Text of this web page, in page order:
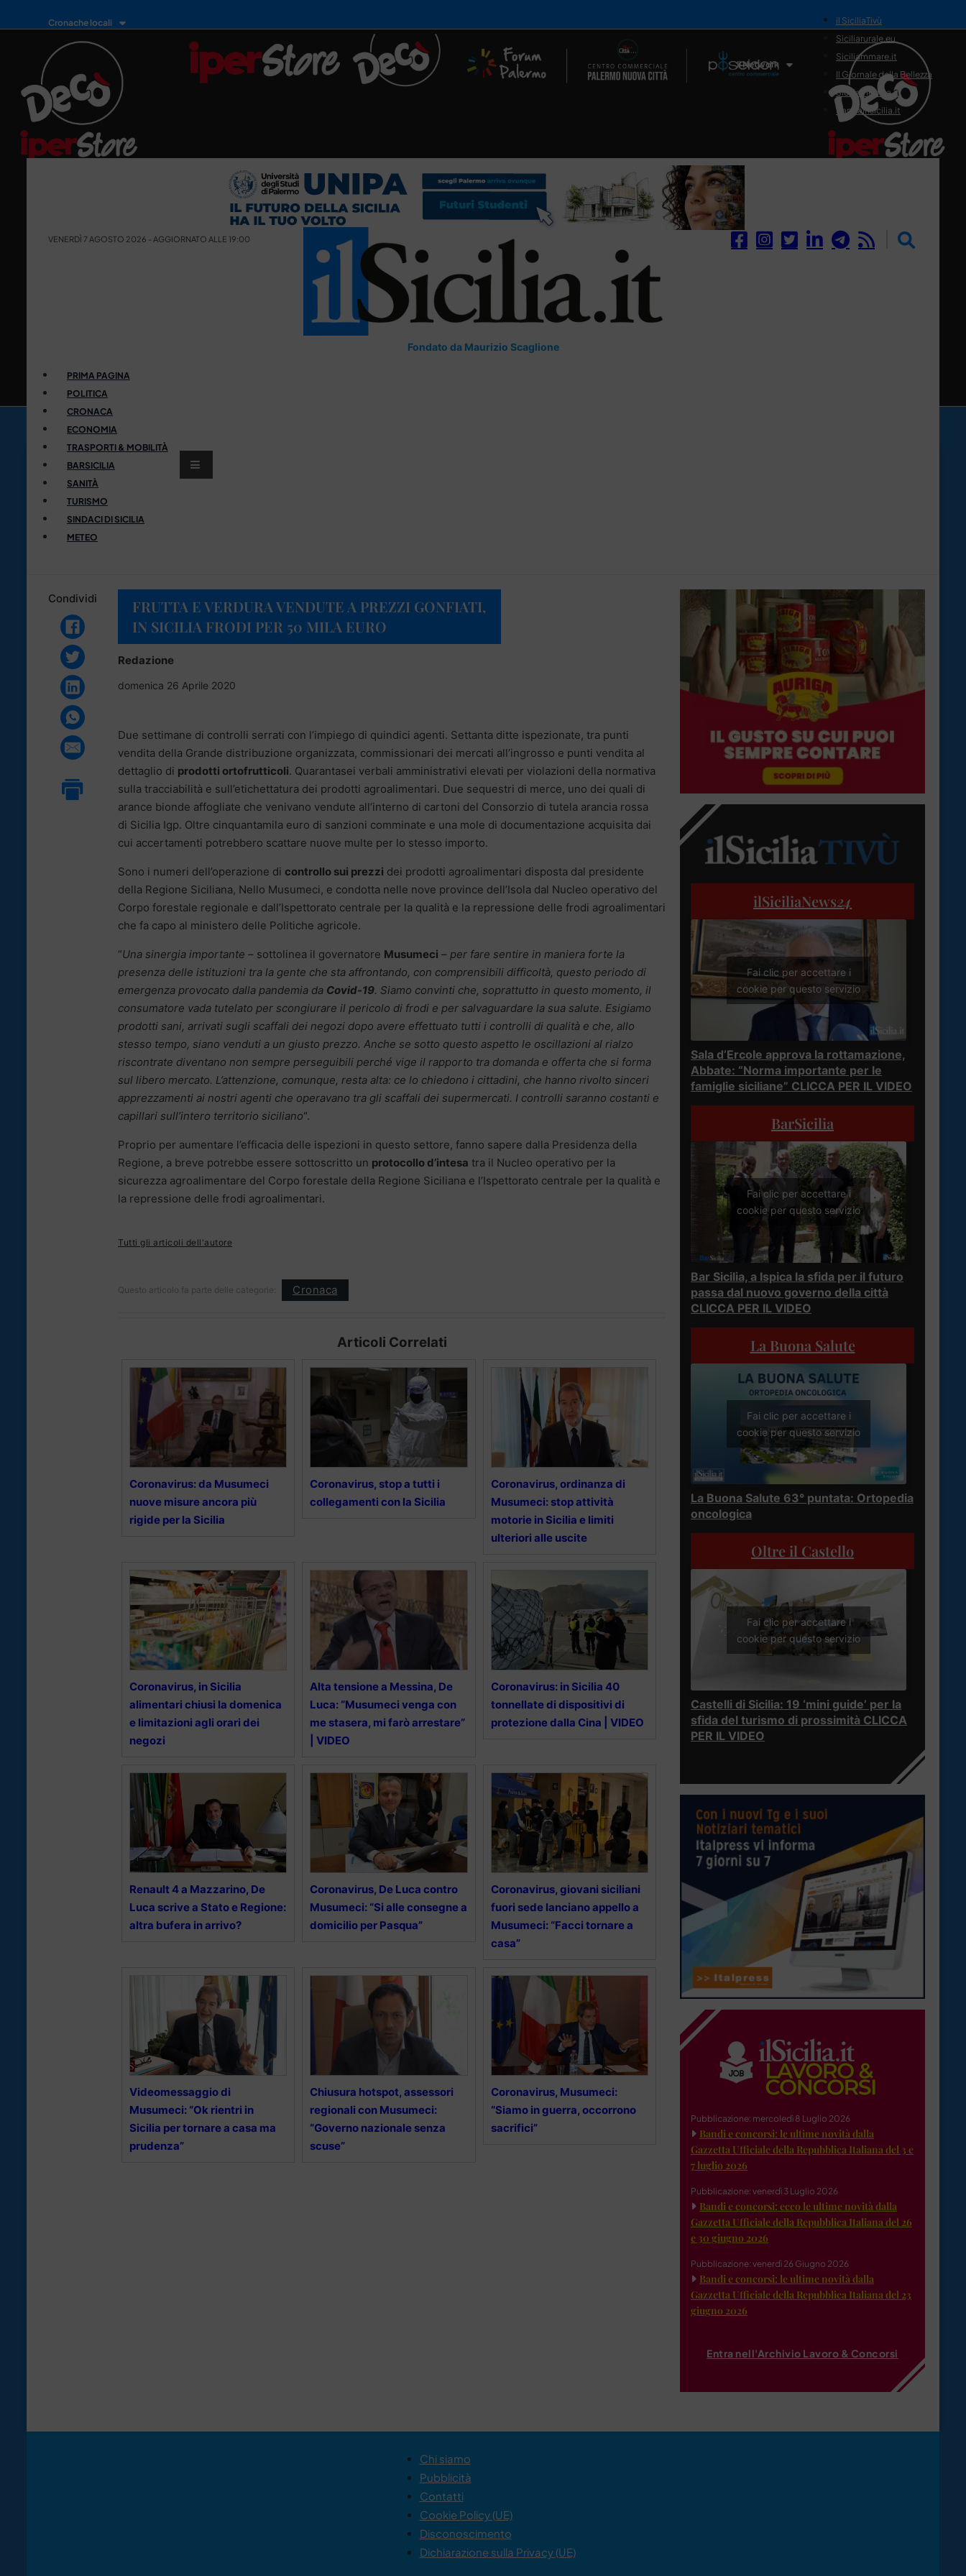
Cronache locali
Il Network
il SiciliaTivù
Siciliarurale.eu
Siciliammare.it
Il Giornale della Bellezza
Siciliamedica.it
Sanitainsicilia.it
VENERDÌ 7 AGOSTO 2026 - AGGIORNATO ALLE 19:00
Fondato da Maurizio Scaglione
PRIMA PAGINA
POLITICA
CRONACA
ECONOMIA
TRASPORTI & MOBILITÀ
BARSICILIA
SANITÀ
TURISMO
SINDACI DI SICILIA
METEO
Condividi
FRUTTA E VERDURA VENDUTE A PREZZI GONFIATI,
IN SICILIA FRODI PER 50 MILA EURO
Redazione
domenica 26 Aprile 2020
Due settimane di controlli serrati con l’impiego di quindici agenti. Settanta ditte ispezionate, tra punti
vendita della Grande distribuzione organizzata, commissionari dei mercati all’ingrosso e punti vendita al
dettaglio di prodotti ortofrutticoli. Quarantasei verbali amministrativi elevati per violazioni della normativa
sulla tracciabilità e sull’etichettatura dei prodotti agroalimentari. Due sequestri di merce, uno dei quali di
arance bionde affogliate che venivano vendute all’interno di cartoni del Consorzio di tutela arancia rossa
di Sicilia Igp. Oltre cinquantamila euro di sanzioni comminate e una mole di documentazione acquisita dai
cui accertamenti potrebbero scattare nuove multe per lo stesso importo.
Sono i numeri dell’operazione di controllo sui prezzi dei prodotti agroalimentari disposta dal presidente
della Regione Siciliana, Nello Musumeci, e condotta nelle nove province dell’Isola dal Nucleo operativo del
Corpo forestale regionale e dall’Ispettorato centrale per la qualità e la repressione delle frodi agroalimentari
che fa capo al ministero delle Politiche agricole.
“Una sinergia importante – sottolinea il governatore Musumeci – per fare sentire in maniera forte la
presenza delle istituzioni tra la gente che sta affrontando, con comprensibili difficoltà, questo periodo di
emergenza provocato dalla pandemia da Covid-19. Siamo convinti che, soprattutto in questo momento, il
consumatore vada tutelato per scongiurare il pericolo di frodi e per salvaguardare la sua salute. Esigiamo
prodotti sani, arrivati sugli scaffali dei negozi dopo avere effettuato tutti i controlli di qualità e che, allo
stesso tempo, siano venduti a un giusto prezzo. Anche se sotto questo aspetto le oscillazioni al rialzo
riscontrate diventano non sempre perseguibili perché vige il rapporto tra domanda e offerta che si forma
sul libero mercato. L’attenzione, comunque, resta alta: ce lo chiedono i cittadini, che hanno rivolto sinceri
apprezzamenti ai nostri agenti che operavano tra gli scaffali dei supermercati. I controlli saranno costanti e
capillari sull’intero territorio siciliano“.
Proprio per aumentare l’efficacia delle ispezioni in questo settore, fanno sapere dalla Presidenza della
Regione, a breve potrebbe essere sottoscritto un protocollo d’intesa tra il Nucleo operativo per la
sicurezza agroalimentare del Corpo forestale della Regione Siciliana e l’Ispettorato centrale per la qualità e
la repressione delle frodi agroalimentari.
Tutti gli articoli dell'autore
Questo articolo fa parte delle categorie: Cronaca
Articoli Correlati
Coronavirus: da Musumeci
nuove misure ancora più
rigide per la Sicilia
Coronavirus, stop a tutti i
collegamenti con la Sicilia
Coronavirus, ordinanza di
Musumeci: stop attività
motorie in Sicilia e limiti
ulteriori alle uscite
Coronavirus, in Sicilia
alimentari chiusi la domenica
e limitazioni agli orari dei
negozi
Alta tensione a Messina, De
Luca: “Musumeci venga con
me stasera, mi farò arrestare”
| VIDEO
Coronavirus: in Sicilia 40
tonnellate di dispositivi di
protezione dalla Cina | VIDEO
Renault 4 a Mazzarino, De
Luca scrive a Stato e Regione:
altra bufera in arrivo?
Coronavirus, De Luca contro
Musumeci: “Si alle consegne a
domicilio per Pasqua”
Coronavirus, giovani siciliani
fuori sede lanciano appello a
Musumeci: “Facci tornare a
casa”
Videomessaggio di
Musumeci: “Ok rientri in
Sicilia per tornare a casa ma
prudenza”
Chiusura hotspot, assessori
regionali con Musumeci:
“Governo nazionale senza
scuse”
Coronavirus, Musumeci:
“Siamo in guerra, occorrono
sacrifici”
ilSiciliaNews24
Fai clic per accettare i
cookie per questo servizio
Sala d’Ercole approva la rottamazione,
Abbate: “Norma importante per le
famiglie siciliane” CLICCA PER IL VIDEO
BarSicilia
Fai clic per accettare i
cookie per questo servizio
Bar Sicilia, a Ispica la sfida per il futuro
passa dal nuovo governo della città
CLICCA PER IL VIDEO
La Buona Salute
Fai clic per accettare i
cookie per questo servizio
La Buona Salute 63° puntata: Ortopedia
oncologica
Oltre il Castello
Fai clic per accettare i
cookie per questo servizio
Castelli di Sicilia: 19 ‘mini guide’ per la
sfida del turismo di prossimità CLICCA
PER IL VIDEO
Pubblicazione: mercoledì 8 Luglio 2026
Bandi e concorsi: le ultime novità dalla
Gazzetta Ufficiale della Repubblica Italiana del 3 e
7 luglio 2026
Pubblicazione: venerdì 3 Luglio 2026
Bandi e concorsi: ecco le ultime novità dalla
Gazzetta Ufficiale della Repubblica Italiana del 26
e 30 giugno 2026
Pubblicazione: venerdì 26 Giugno 2026
Bandi e concorsi: le ultime novità dalla
Gazzetta Ufficiale della Repubblica Italiana del 23
giugno 2026
Entra nell'Archivio Lavoro & Concorsi
Chi siamo
Pubblicità
Contatti
Cookie Policy (UE)
Disconoscimento
Dichiarazione sulla Privacy (UE)